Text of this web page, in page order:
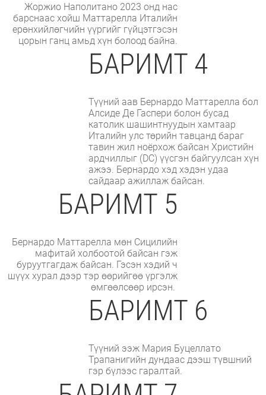
Жоржио Наполитано 2023 онд нас
барснаас хойш Маттарелла Италийн
ерөнхийлөгчийн үүргийг гүйцэтгэсэн
цорын ганц амьд хүн болоод байна.
БАРИМТ 4
Түүний аав Бернардо Маттарелла бол
Алсиде Де Гаспери болон бусад
католик шашинтнуудын хамтаар
Италийн улс төрийн тавцанд бараг
тавин жил ноёрхож байсан Христийн
ардчиллыг (DC) үүсгэн байгуулсан хүн
ажээ. Бернардо хэд хэдэн удаа
сайдаар ажиллаж байсан.
БАРИМТ 5
Бернардо Маттарелла мөн Сицилийн
мафитай холбоотой байсан гэж
буруутгагдаж байсан. Гэсэн хэдий ч
шүүх хурал дээр тэр өөрийгөө үргэлж
өмгөөлсөөр ирсэн.
БАРИМТ 6
Түүний ээж Мария Буцеллато
Трапанигийн дундаас дээш түвшний
гэр бүлээс гаралтай.